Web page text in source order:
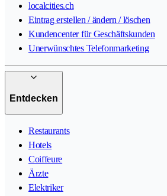
localcities.ch
Eintrag erstellen / ändern / löschen
Kundencenter für Geschäftskunden
Unerwünschtes Telefonmarketing
Entdecken
Restaurants
Hotels
Coiffeure
Ärzte
Elektriker